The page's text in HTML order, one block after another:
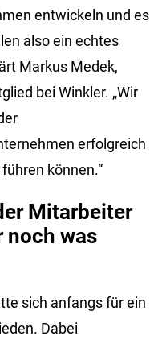
entwickeln und es
also ein echtes
Markus Medek,
bei Winkler. „Wir
erfolgreich
können.“
Mitarbeiter
noch was
sich anfangs für ein
Dabei